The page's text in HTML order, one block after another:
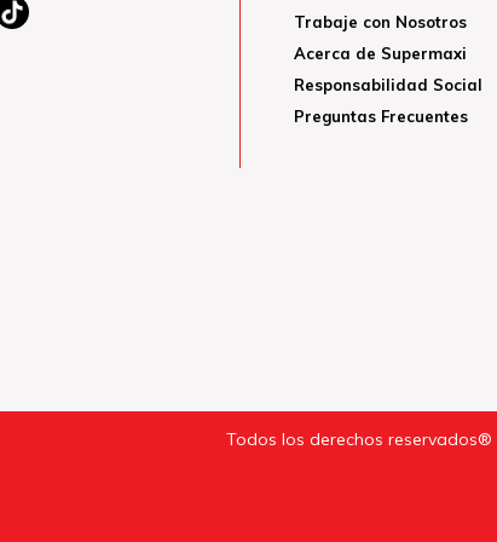
Trabaje con Nosotros
Acerca de Supermaxi
Responsabilidad Social
Preguntas Frecuentes
Todos los derechos reservados®